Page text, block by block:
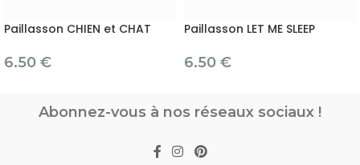
Paillasson CHIEN et CHAT
6.50 €
Paillasson LET ME SLEEP
6.50 €
Abonnez-vous à nos réseaux sociaux !